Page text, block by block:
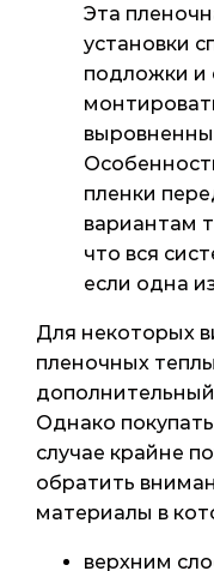
Эта
установки
подложки и
пленки
вариантам
что вся
если одна
Для некоторых
пленочных
Однако
случае крайне
обратить
материалы в
верхним